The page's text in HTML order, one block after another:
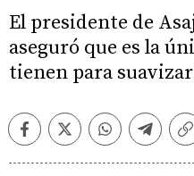
El presidente de
aseguró que es la
tienen para
FacebookTwitterWhatsapp